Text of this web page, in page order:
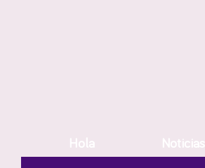
Hola Noticias